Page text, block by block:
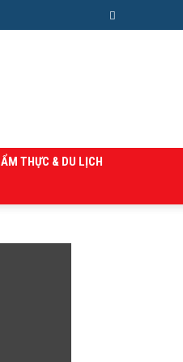
ẨM THỰC & DU LỊCH